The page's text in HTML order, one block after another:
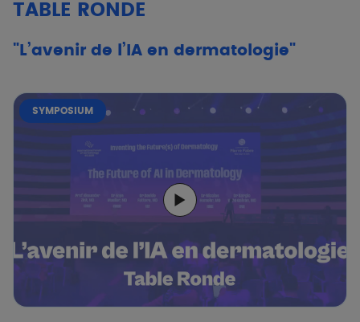
TABLE RONDE
"L’avenir de l’IA en dermatologie"
SYMPOSIUM